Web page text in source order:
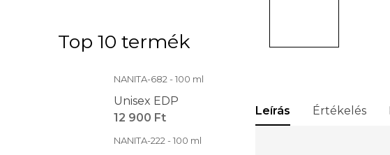
Top 10 termék
NANITA-682 - 100 ml
Unisex EDP
12 900 Ft
NANITA-222 - 100 ml
Leírás Értékelés